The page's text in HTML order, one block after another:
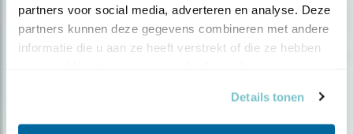
partners voor social media, adverteren en analyse. Deze
partners kunnen deze gegevens combineren met andere
informatie die u aan ze heeft verstrekt of die ze hebben
Details tonen